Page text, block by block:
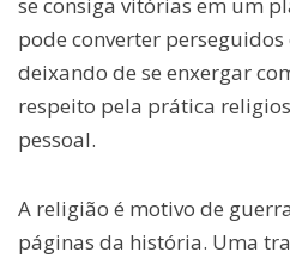
pode converter
deixando de se enxergar
respeito pela prática
pessoal.
A religião é motivo de
páginas da história. Uma